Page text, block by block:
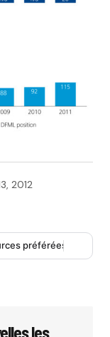
2012
préférées
Les
les